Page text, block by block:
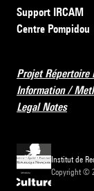
Support IRCAM
Centre Pompidou
Projet Répertoire
Information /
Legal Notes
Institut de
Copyright ©